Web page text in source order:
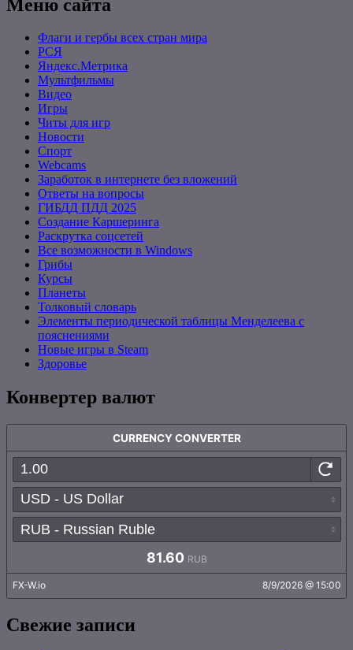
Меню сайта
Флаги и гербы всех стран мира
РСЯ
Яндекс.Метрика
Мультфильмы
Видео
Игры
Читы для игр
Новости
Спорт
Webcams
Заработок в интернете без вложений
Ответы на вопросы
ГИБДД ПДД 2025
Создание Каршеринга
Раскрутка соцсетей
Все возможности в Windows
Грибы
Курсы
Планеты
Толковый словарь
Элементы периодической таблицы Менделеева с
пояснениями
Новые игры в Steam
Здоровье
Конвертер валют
Свежие записи